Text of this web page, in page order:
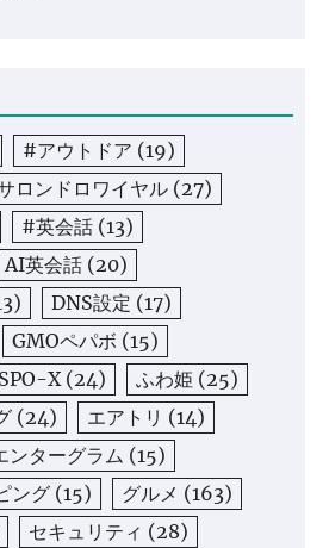
#アウトドア (19)
ロンドロワイヤル (27)
#英会話 (13)
AI英会話 (20)
DNS設定 (17)
GMOペパボ (15)
SPO-X(24) ふわ姫 (25)
(24) エアトリ (14)
ンターグラム (15)
ング (15) グルメ (163)
セキュリティ (28)